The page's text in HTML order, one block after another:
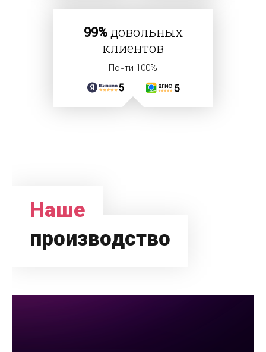
99%довольных
клиентов
Почти 100%
Наше
производство